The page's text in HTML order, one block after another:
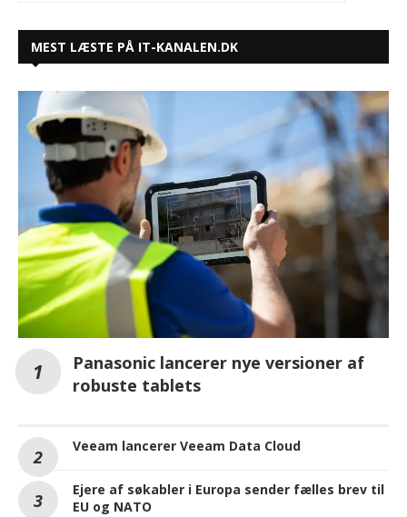
MEST LÆSTE PÅ IT-KANALEN.DK
Panasonic lancerer nye versioner af
robuste tablets
Veeam lancerer Veeam Data Cloud
Ejere af søkabler i Europa sender fælles brev til
EU og NATO